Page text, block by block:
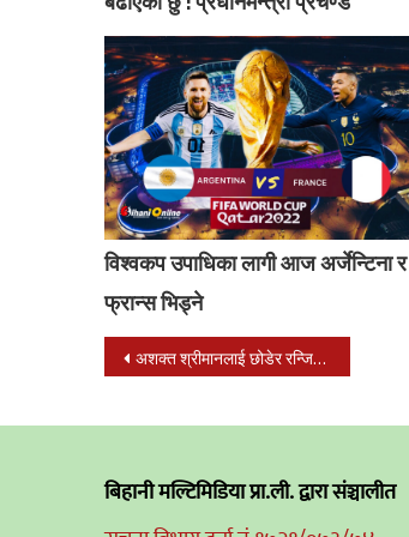
विश्वकप उपाधिका लागी आज अर्जेन्टिना र
फ्रान्स भिड्ने
Post
अशक्त श्रीमानलाई छोडेर रन्जिताले रुदै शहर छोडिन
बिहानी मल्टिमिडिया प्रा.ली. द्वारा संञ्चालीत